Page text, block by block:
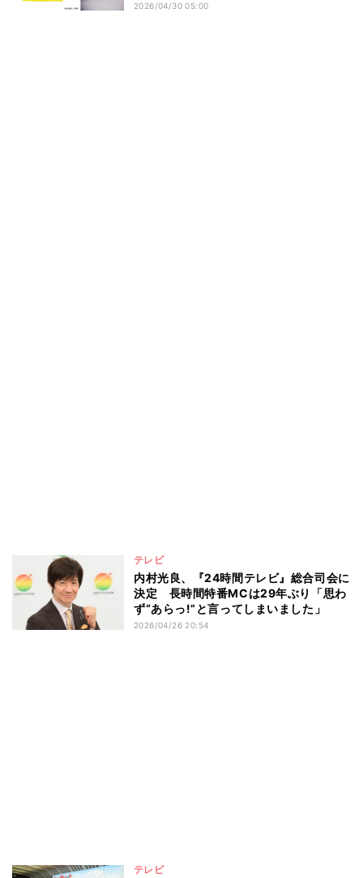
2026/04/30 05:00
テレビ
内村光良、『24時間テレビ』総合司会に
決定 長時間特番MCは29年ぶり「思わ
ず“あらっ!”と言ってしまいました」
2026/04/26 20:54
テレビ